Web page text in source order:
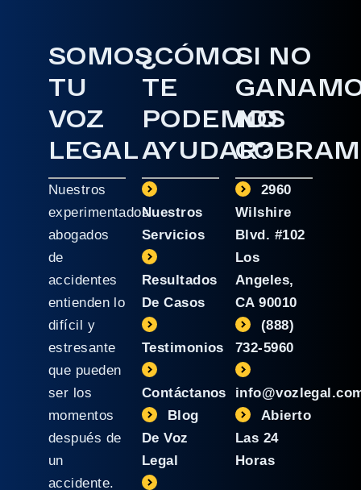
SOMOS
TU
VOZ
LEGAL
Nuestros
experimentados
abogados
de
accidentes
entienden lo
difícil y
estresante
que pueden
ser los
momentos
después de
un
accidente.
¿CÓMO
TE
PODEMOS
AYUDAR?
Nuestros
Servicios
Resultados
De Casos
Testimonios
Contáctanos
Blog
De Voz
Legal
SI NO
NO
2960
Wilshire
Blvd. #102
Los
Angeles,
CA 90010
(888)
732-5960
Abierto
Las 24
Horas